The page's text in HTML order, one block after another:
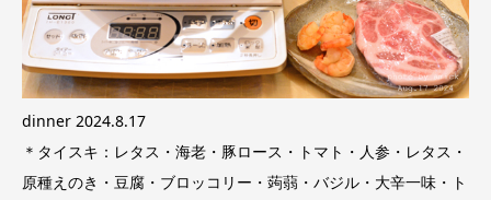
dinner 2024.8.17
＊タイスキ：レタス・海老・豚ロース・トマト・人参・レタス・
原種えのき・豆腐・ブロッコリー・蒟蒻・バジル・大辛一味・ト